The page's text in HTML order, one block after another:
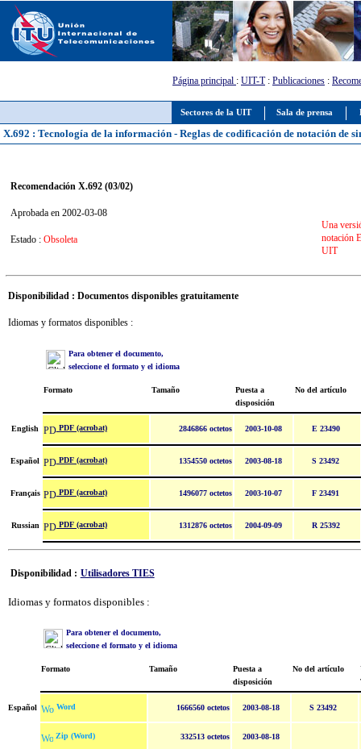
Sectores de la UIT Sala de prensa
Página principal : UIT-T: Publicaciones :
X.692 : Tecnología de la información - Reglas de codificación de notación
Recomendación X.692 (03/02)
Aprobada en 2002-03-08
Estado : Obsoleta
Una
notación
UIT
Disponibilidad : Documentos disponibles gratuitamente
Idiomas y formatos disponibles :
Para obtener el documento,
seleccione el formato y el idioma
Formato Tamaño
Puesta a
disposición
No del artículo
English PDF (acrobat) 2846866 octetos 2003-10-08 E 23490
Español PDF (acrobat) 1354550 octetos 2003-08-18 S 23492
Français PDF (acrobat) 1496077 octetos 2003-10-07 F 23491
Russian PDF (acrobat) 1312876 octetos 2004-09-09 R 25392
Disponibilidad : Utilisadores TIES
Idiomas y formatos disponibles :
Para obtener el documento,
seleccione el formato y el idioma
Formato Tamaño
Puesta a
disposición
No del artículo
Español Word 1666560 octetos 2003-08-18 S 23492
Zip (Word) 332513 octetos 2003-08-18